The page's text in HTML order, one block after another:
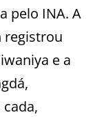
pelo INA. A
registrou
e a